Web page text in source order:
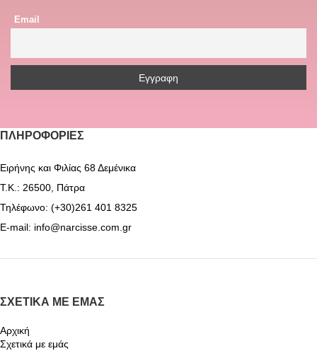
Email
ΠΛΗΡΟΦΟΡΊΕΣ
Ειρήνης και Φιλίας 68 Δεμένικα
Τ.Κ.: 26500, Πάτρα
Τηλέφωνο: (+30)261 401 8325
E-mail: info@narcisse.com.gr
ΣΧΕΤΙΚΆ ΜΕ ΕΜΆΣ
Αρχική
Σχετικά με εμάς